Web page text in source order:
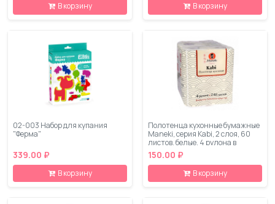
В корзину В корзину
02-003 Набор для купания
"Ферма"
339.00 ₽
В корзину
Полотенца кухонные бумажные
Maneki, серия Kabi, 2 слоя, 60
листов, белые, 4 рулона в
упаковке
150.00 ₽
В корзину